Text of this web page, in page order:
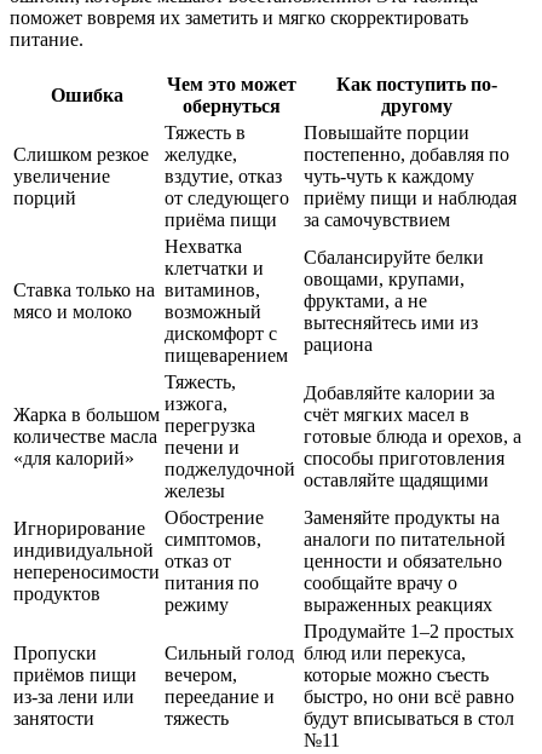
поможет вовремя их заметить и мягко скорректировать
питание.
Ошибка
Чем это может
обернуться
Как поступить по-
другому
Слишком резкое
увеличение
порций
Тяжесть в
желудке,
вздутие, отказ
от следующего
приёма пищи
Повышайте порции
постепенно, добавляя по
чуть-чуть к каждому
приёму пищи и наблюдая
за самочувствием
Ставка только на
мясо и молоко
Нехватка
клетчатки и
витаминов,
возможный
дискомфорт с
пищеварением
Сбалансируйте белки
овощами, крупами,
фруктами, а не
вытесняйтесь ими из
рациона
Жарка в большом
количестве масла
«для калорий»
Тяжесть,
изжога,
перегрузка
печени и
поджелудочной
железы
Добавляйте калории за
счёт мягких масел в
готовые блюда и орехов, а
способы приготовления
оставляйте щадящими
Игнорирование
индивидуальной
непереносимости
продуктов
Обострение
симптомов,
отказ от
питания по
режиму
Заменяйте продукты на
аналоги по питательной
ценности и обязательно
сообщайте врачу о
выраженных реакциях
Пропуски
приёмов пищи
из-за лени или
занятости
Сильный голод
вечером,
переедание и
тяжесть
Продумайте 1–2 простых
блюд или перекуса,
которые можно съесть
быстро, но они всё равно
будут вписываться в стол
№11